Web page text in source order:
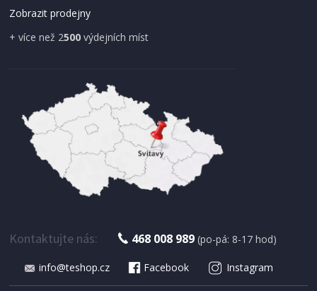
Zobrazit prodejny
+ více než 2500 výdejních míst
Kontaktujte nás: 468 008 989 (po-pá: 8-17 hod)
info@teshop.cz Facebook Instagram